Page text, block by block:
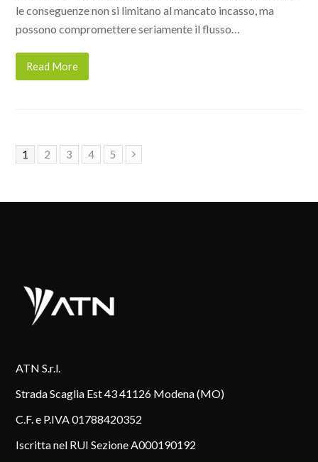
le conseguenze non si limitano al mancato incasso, ma
possono compromettere seriamente il flusso…
Read More
Page
1 Page
2 Page
3 Page
4 Page
5
ATN S.r.l.
Strada Scaglia Est 43 41126 Modena (MO)
C.F. e P.IVA 01788420352
Iscritta nel RUI Sezione A000190192